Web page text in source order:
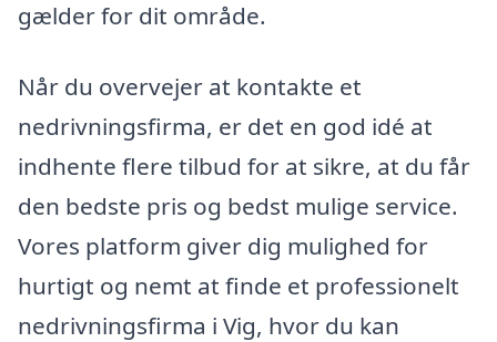
gælder for dit område.
Når du overvejer at kontakte et
nedrivningsfirma, er det en god idé at
indhente flere tilbud for at sikre, at du får
den bedste pris og bedst mulige service.
Vores platform giver dig mulighed for
hurtigt og nemt at finde et professionelt
nedrivningsfirma i Vig, hvor du kan